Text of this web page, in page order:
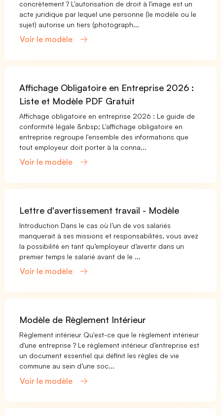
concrètement ? L'autorisation de droit à l'image est un
acte juridique par lequel une personne (le modèle ou le
sujet) autorise un tiers (photograph...
Voir le modèle
Affichage Obligatoire en Entreprise 2026 :
Liste et Modèle PDF Gratuit
Affichage obligatoire en entreprise 2026 : Le guide de
conformité légale &nbsp; L'affichage obligatoire en
entreprise regroupe l'ensemble des informations que
tout employeur doit porter à la conna...
Voir le modèle
Lettre d'avertissement travail - Modèle
Introduction Dans le cas où l’un de vos salariés
manquerait à ses missions et responsabilités, vous avez
la possibilité en tant qu’employeur d’avertir dans un
premier temps le salarié avant de le ...
Voir le modèle
Modèle de Règlement Intérieur
Règlement intérieur Qu'est-ce que le règlement intérieur
d'une entreprise ? Le règlement intérieur d’entreprise est
un document essentiel qui définit les règles de vie
commune au sein d’une soc...
Voir le modèle